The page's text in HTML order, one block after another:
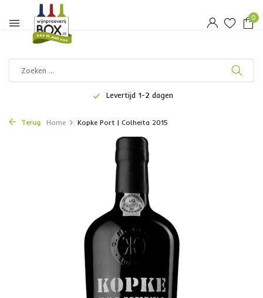
0
Levertijd 1-2 dagen
Terug Home Kopke Port | Colheita 2015